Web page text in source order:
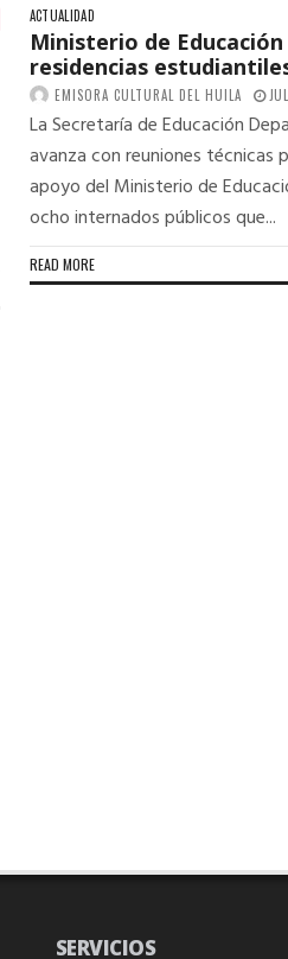
ACTUALIDAD
Ministerio de
residencias
EMISORA CULTURAL DEL HUILA
La Secretaría de Educación
avanza con reuniones técnicas
apoyo del Ministerio de
ocho internados públicos que...
READ MORE
SERVICIOS